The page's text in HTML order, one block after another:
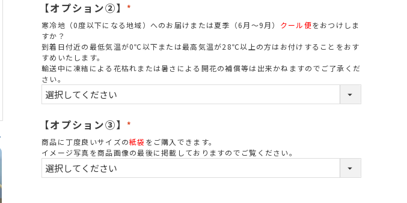
【オプション②】
(
須
)
寒冷地（0度以下になる地域）へのお届けまたは夏季（6月～9月） クール便をおつけしま
すか？
到着日付近の最低気温が0℃以下または最高気温が28℃以上の方はお付けすることをおす
すめいたします。
輸送中に凍結による花枯れまたは暑さによる開花の補償等は出来かねますのでご了承くだ
さい。
【オプション③】
(
必
)
商品に丁度良いサイズの紙袋 をご購入できます。
イメージ写真を商品画像の最後に掲載しておりますのでご覧ください。